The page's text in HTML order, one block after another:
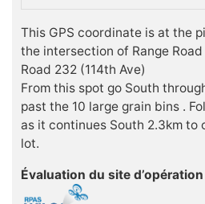
This GPS coordinate is at the
the intersection of Range
Road 232 (114th Ave)
From this spot go South
past the 10 large grain bins .
as it continues South 2.3km to
lot.
Évaluation du site